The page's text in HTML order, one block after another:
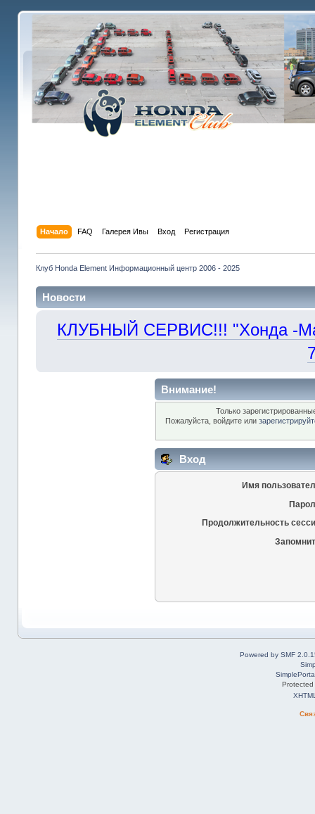
Начало FAQ Галерея Ивы Вход Регистрация
Клуб Honda Element Информационный центр 2006 - 2025
Новости
КЛУБНЫЙ СЕРВИС!!! "Хонда -
Внимание!
Только
Пожалуйста, войдите или
Вход
Имя
Продолжительность
Powered by SMF